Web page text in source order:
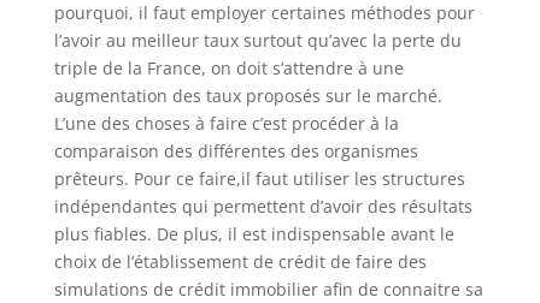
pourquoi, il faut employer certaines méthodes pour
l’avoir au meilleur taux surtout qu’avec la perte du
triple de la France, on doit s’attendre à une
augmentation des taux proposés sur le marché.
L’une des choses à faire c’est procéder à la
comparaison des différentes des organismes
prêteurs. Pour ce faire,il faut utiliser les structures
indépendantes qui permettent d’avoir des résultats
plus fiables. De plus, il est indispensable avant le
choix de l’établissement de crédit de faire des
simulations de crédit immobilier afin de connaitre sa